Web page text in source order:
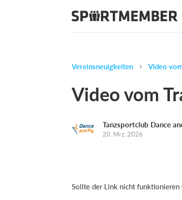
Vereinsneuigkeiten Video
Video vom
Tanzsportclub Dance
20. Mrz. 2026
Sollte der Link nicht funktionieren